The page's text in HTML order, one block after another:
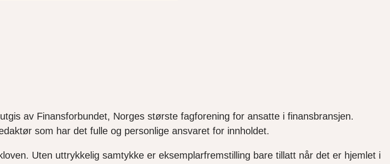
av Finansforbundet, Norges største fagforening for ansatte i finansbransjen.
som har det fulle og personlige ansvaret for innholdet.
Uten uttrykkelig samtykke er eksemplarfremstilling bare tillatt når det er hjemlet i